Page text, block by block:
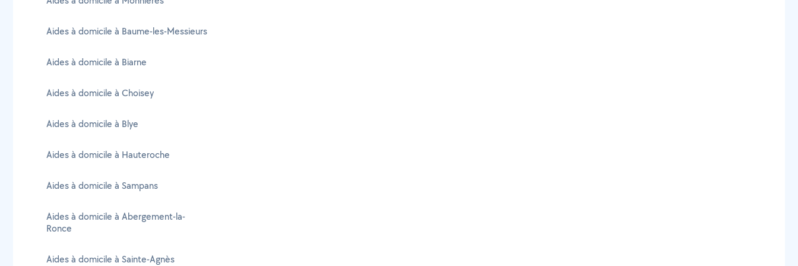
Aides à domicile à Baume-les-Messieurs
Aides à domicile à Biarne
Aides à domicile à Choisey
Aides à domicile à Blye
Aides à domicile à Hauteroche
Aides à domicile à Sampans
Aides à domicile à Abergement-la-
Ronce
Aides à domicile à Sainte-Agnès